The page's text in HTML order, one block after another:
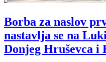
Borba za naslov
nastavlja se na
Donjeg Hruševca i